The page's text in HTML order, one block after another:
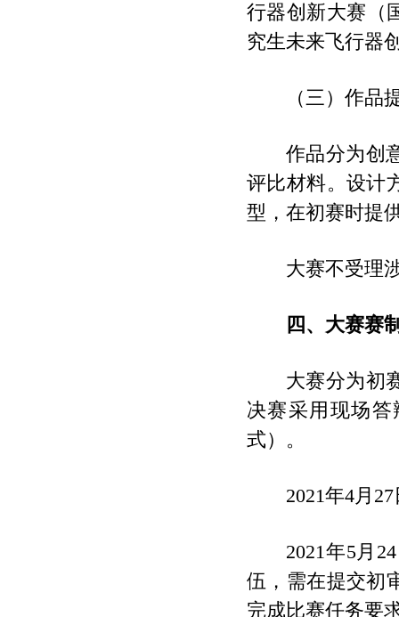
行器创新大赛（
究生未来飞行器
（三）作品
作品分为创
评比材料。设计
型，在初赛时提
大赛不受理
四、大赛赛
大赛分为初
决赛采用现场
式）。
2021年4月
2021年5月
伍，需在提交初
完成比赛任务要